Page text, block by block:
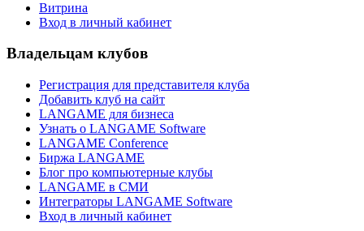
Витрина
Вход в личный кабинет
Владельцам клубов
Регистрация для представителя клуба
Добавить клуб на сайт
LANGAME для бизнеса
Узнать о LANGAME Software
LANGAME Conference
Биржа LANGAME
Блог про компьютерные клубы
LANGAME в СМИ
Интеграторы LANGAME Software
Вход в личный кабинет